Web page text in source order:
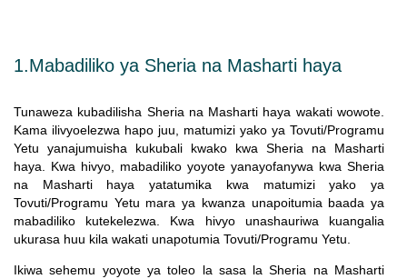
1.Mabadiliko ya Sheria na Masharti haya
Tunaweza kubadilisha Sheria na Masharti haya wakati wowote.
Kama ilivyoelezwa hapo juu, matumizi yako ya Tovuti/Programu
Yetu yanajumuisha kukubali kwako kwa Sheria na Masharti
haya. Kwa hivyo, mabadiliko yoyote yanayofanywa kwa Sheria
na Masharti haya yatatumika kwa matumizi yako ya
Tovuti/Programu Yetu mara ya kwanza unapoitumia baada ya
mabadiliko kutekelezwa. Kwa hivyo unashauriwa kuangalia
ukurasa huu kila wakati unapotumia Tovuti/Programu Yetu.
Ikiwa sehemu yoyote ya toleo la sasa la Sheria na Masharti